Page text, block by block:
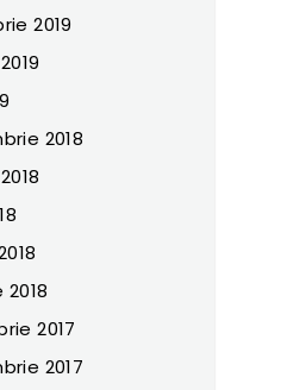
2019
2018
2017
2017